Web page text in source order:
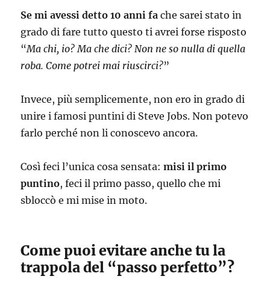
Se mi avessi detto 10 anni fache sarei stato in
grado di fare tutto questo ti avrei forse risposto
“Ma chi, io? Ma che dici? Non ne so nulla di quella
roba. Come potrei mai riuscirci?”
Invece, più semplicemente, non ero in grado di
unire i famosi puntini di Steve Jobs. Non potevo
farlo perché non li conoscevo ancora.
Così feci l’unica cosa sensata:misi il primo
puntino, feci il primo passo, quello che mi
sbloccò e mi mise in moto.
Come puoi evitare anche tu la
trappola del “passo perfetto”?